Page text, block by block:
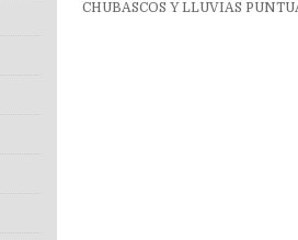
entradas
CHUBASCOS Y LLUVIAS